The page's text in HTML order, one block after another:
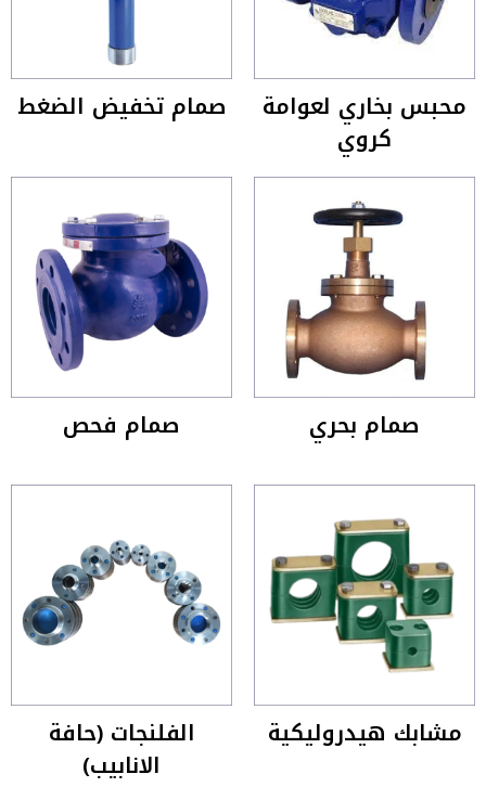
محبس بخاري لعوامة
كروي
صمام تخفيض الضغط
صمام بحري صمام فحص
مشابك هيدروليكية الفلنجات (حافة
الانابيب)